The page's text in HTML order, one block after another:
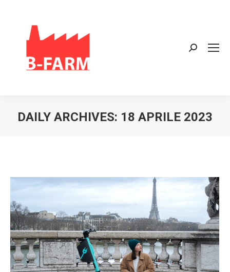
Search:
DAILY ARCHIVES: 18 APRILE 2023